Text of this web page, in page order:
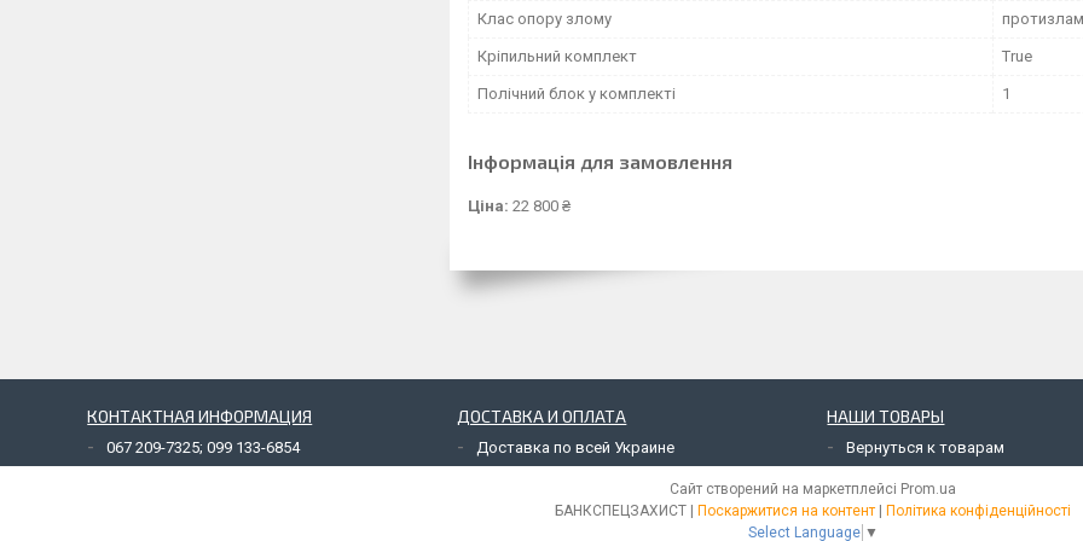
Клас опору злому
Кріпильний комплект True
Полічний блок у комплекті 1
Інформація для замовлення
Ціна: 22 800 ₴
КОНТАКТНАЯ ИНФОРМАЦИЯ
067 209-7325; 099 133-6854
ДОСТАВКА И ОПЛАТА
Доставка по всей Украине
НАШИ ТОВАРЫ
Вернуться к товарам
Сайт створений на маркетплейсі Prom.ua
БАНКСПЕЦЗАХИСТ | Поскаржитися на контент | Політика конфіденційності
Select Language ▼